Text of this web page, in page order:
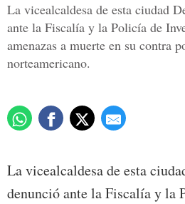
La vicealcaldesa de esta ciudad
ante la Fiscalía y la Policía de
amenazas a muerte en su contra
norteamericano.
La vicealcaldesa de esta
denunció ante la Fiscalía y la